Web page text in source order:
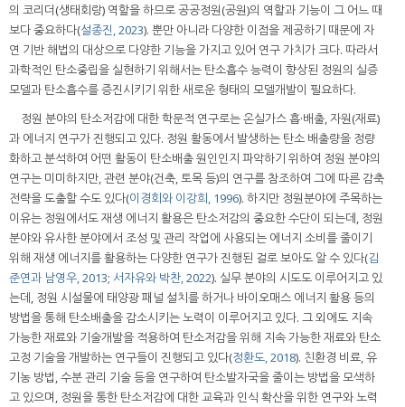
의 코리더(생태회랑) 역할을 하므로 공공정원(공원)의 역할과 기능이 그 어느 때
보다 중요하다(설종진, 2023). 뿐만 아니라 다양한 이점을 제공하기 때문에 자
연 기반 해법의 대상으로 다양한 기능을 가지고 있어 연구 가치가 크다. 따라서
과학적인 탄소중립을 실현하기 위해서는 탄소흡수 능력이 향상된 정원의 실증
모델과 탄소흡수를 증진시키기 위한 새로운 형태의 모델개발이 필요하다.
정원 분야의 탄소저감에 대한 학문적 연구로는 온실가스 흡·배출, 자원(재료)
과 에너지 연구가 진행되고 있다. 정원 활동에서 발생하는 탄소 배출량을 정량
화하고 분석하여 어떤 활동이 탄소배출 원인인지 파악하기 위하여 정원 분야의
연구는 미미하지만, 관련 분야(건축, 토목 등)의 연구를 참조하여 그에 따른 감축
전략을 도출할 수도 있다(이경회와 이강희, 1996). 하지만 정원분야에 주목하는
이유는 정원에서도 재생 에너지 활용은 탄소저감의 중요한 수단이 되는데, 정원
분야와 유사한 분야에서 조성 및 관리 작업에 사용되는 에너지 소비를 줄이기
위해 재생 에너지를 활용하는 다양한 연구가 진행된 걸로 보아도 알 수 있다(김
준연과 남영우, 2013; 서자유와 박찬, 2022). 실무 분야의 시도도 이루어지고 있
는데, 정원 시설물에 태양광 패널 설치를 하거나 바이오매스 에너지 활용 등의
방법을 통해 탄소배출을 감소시키는 노력이 이루어지고 있다. 그 외에도 지속
가능한 재료와 기술개발을 적용하여 탄소저감을 위해 지속 가능한 재료와 탄소
고정 기술을 개발하는 연구들이 진행되고 있다(정환도, 2018). 친환경 비료, 유
기농 방법, 수분 관리 기술 등을 연구하여 탄소발자국을 줄이는 방법을 모색하
고 있으며, 정원을 통한 탄소저감에 대한 교육과 인식 확산을 위한 연구와 노력